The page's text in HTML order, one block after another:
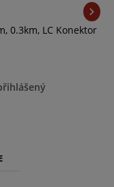
0.3km, LC Konektor